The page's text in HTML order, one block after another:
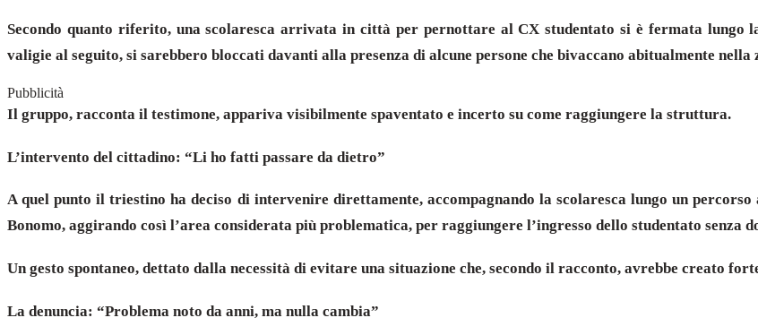
Secondo quanto riferito, una scolaresca arrivata in città per pernottare al CX studentato si è fermata lungo
valigie al seguito, si sarebbero bloccati davanti alla presenza di alcune persone che bivaccano abitualmente nella
Pubblicità
Il gruppo, racconta il testimone, appariva visibilmente spaventato e incerto su come raggiungere la struttura.
L’intervento del cittadino: “Li ho fatti passare da dietro”
A quel punto il triestino ha deciso di intervenire direttamente, accompagnando la scolaresca lungo un
Bonomo, aggirando così l’area considerata più problematica, per raggiungere l’ingresso dello studentato senza
Un gesto spontaneo, dettato dalla necessità di evitare una situazione che, secondo il racconto, avrebbe creato
La denuncia: “Problema noto da anni, ma nulla cambia”